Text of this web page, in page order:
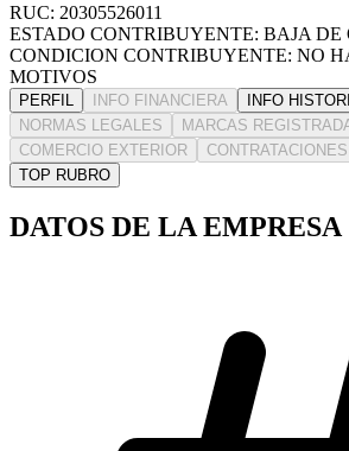
RUC: 20305526011
ESTADO CONTRIBUYENTE: BAJA DE
CONDICION CONTRIBUYENTE: NO
MOTIVOS
PERFIL INFO FINANCIERA
INFO
NORMAS LEGALES
MARCAS
COMERCIO EXTERIOR
TOP RUBRO
DATOS DE LA EMPRESA